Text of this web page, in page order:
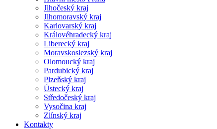
Jihočeský kraj
Jihomoravský kraj
Karlovarský kraj
Královéhradecký kraj
Liberecký kraj
Moravskoslezský kraj
Olomoucký kraj
Pardubický kraj
Plzeňský kraj
Ústecký kraj
Středočeský kraj
Vysočina kraj
Zlínský kraj
Kontakty